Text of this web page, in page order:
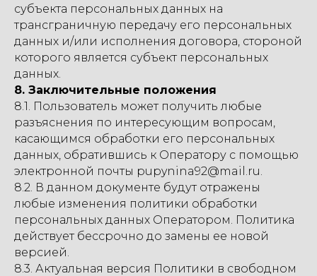
субъекта персональных данных на
трансграничную передачу его персональных
данных и/или исполнения договора, стороной
которого является субъект персональных
данных.
8. Заключительные положения
8.1. Пользователь может получить любые
разъяснения по интересующим вопросам,
касающимся обработки его персональных
данных, обратившись к Оператору с помощью
электронной почты pupynina92@mail.ru.
8.2. В данном документе будут отражены
любые изменения политики обработки
персональных данных Оператором. Политика
действует бессрочно до замены ее новой
версией.
8.3. Актуальная версия Политики в свободном